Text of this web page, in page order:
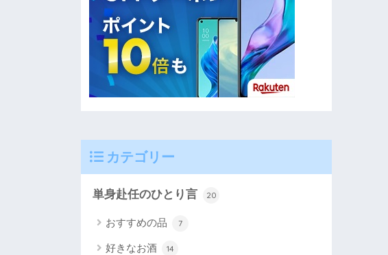
カテゴリー
単身赴任のひとり言 20
おすすめの品 7
好きなお酒 14